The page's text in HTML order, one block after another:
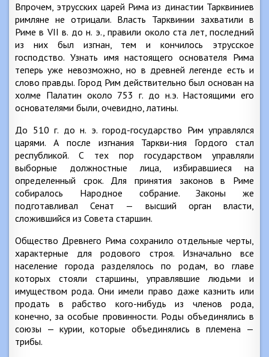
Впрочем, этрусских царей Рима из династии Тарквиниев
римляне не отрицали. Власть Тарквинии захватили в
Риме в VII в. до н. э., правили около ста лет, последний
из них был изгнан, тем и кончилось этрусское
господство. Узнать имя настоящего основателя Рима
теперь уже невозможно, но в древней легенде есть и
слово правды. Город Рим действительно был основан на
холме Палатин около 753 г. до н.э. Настоящими его
основателями были, очевидно, латины.
До 510 г. до н. э. город-государство Рим управлялся
царями. А после изгнания Таркви-ния Гордого стал
республикой. С тех пор государством управляли
выборные должностные лица, избиравшиеся на
определенный срок. Для принятия законов в Риме
собиралось Народное собрание. Законы же
подготавливал Сенат — высший орган власти,
сложившийся из Совета старшин.
Общество Древнего Рима сохранило отдельные черты,
характерные для родового строя. Изначально все
население города разделялось по родам, во главе
которых стояли старшины, управлявшие людьми и
имуществом рода. Они имели право даже казнить или
продать в рабство кого-нибудь из членов рода,
конечно, за особые провинности. Роды объединялись в
союзы — курии, которые объединялись в племена —
трибы.